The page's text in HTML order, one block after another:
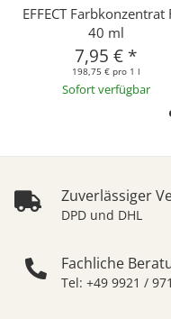
EFFECT Farbkonzentrat
40 ml
7,95 € *
198,75 € pro 1 l
Sofort verfügbar
Zuverlässiger
DPD und DHL
Fachliche
Tel: +49 9921 /